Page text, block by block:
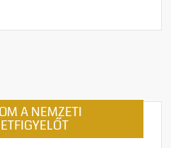
A NEMZETI